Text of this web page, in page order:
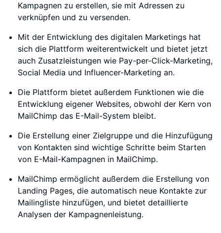
Kampagnen zu erstellen, sie mit Adressen zu
verknüpfen und zu versenden.
Mit der Entwicklung des digitalen Marketings hat
sich die Plattform weiterentwickelt und bietet jetzt
auch Zusatzleistungen wie Pay-per-Click-Marketing,
Social Media und Influencer-Marketing an.
Die Plattform bietet außerdem Funktionen wie die
Entwicklung eigener Websites, obwohl der Kern von
MailChimp das E-Mail-System bleibt.
Die Erstellung einer Zielgruppe und die Hinzufügung
von Kontakten sind wichtige Schritte beim Starten
von E-Mail-Kampagnen in MailChimp.
MailChimp ermöglicht außerdem die Erstellung von
Landing Pages, die automatisch neue Kontakte zur
Mailingliste hinzufügen, und bietet detaillierte
Analysen der Kampagnenleistung.